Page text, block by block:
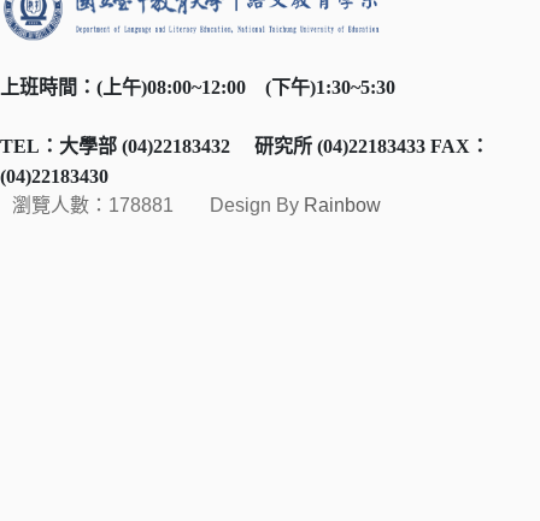
上班時間： ( 上午)08:00~12:00 (下午)1:30~5:30
TEL ：大學部 (04)22183432 研究所 (04)22183433 FAX ：
(04)22183430
瀏覽人數：178881
Design By Rainbow